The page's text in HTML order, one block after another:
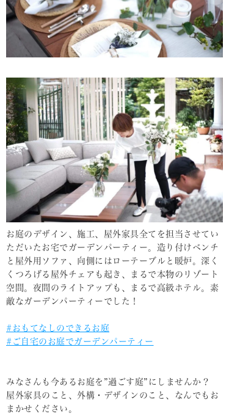
お庭のデザイン、施工、屋外家具全てを担当させてい
ただいたお宅でガーデンパーティー。造り付けベンチ
と屋外用ソファ、向側にはローテーブルと暖炉。深く
くつろげる屋外チェアも起き、まるで本物のリゾート
空間。夜間のライトアップも、まるで高級ホテル。素
敵なガーデンパーティーでした！
#おもてなしのできるお庭
#ご自宅のお庭でガーデンパーティー
みなさんも今あるお庭を”過ごす庭”にしませんか？
屋外家具のこと、外構・デザインのこと、なんでもお
まかせください。